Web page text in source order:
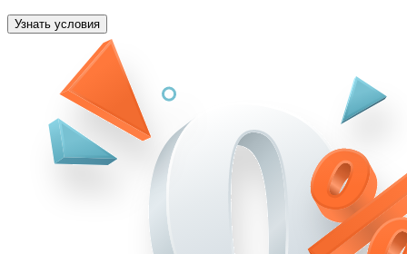
Узнать условия